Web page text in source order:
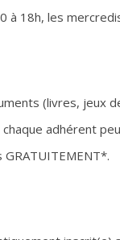
à 18h, les
(livres, jeux
adhérent
GRATUITEMENT*.